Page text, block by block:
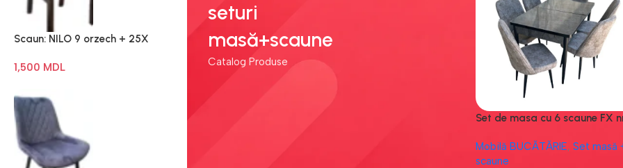
Scaun: NILO 9 orzech + 25X
1,500 MDL
seturi
masă+scaune
Catalog Produse
Set de masa cu 6 scaune FX
Mobilă BUCĂTĂRIE, Set masă
scaune